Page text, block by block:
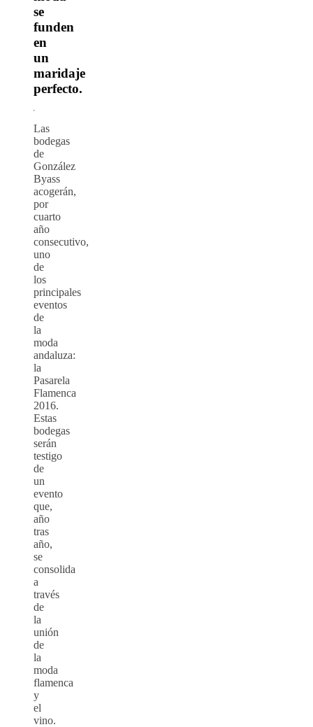
se
funden
en
un
maridaje
perfecto.
Las
bodegas
de
González
Byass
acogerán,
por
cuarto
año
consecutivo,
uno
de
los
principales
eventos
de
la
moda
andaluza:
la
Pasarela
Flamenca
2016.
Estas
bodegas
serán
testigo
de
un
evento
que,
año
tras
año,
se
consolida
a
través
de
la
unión
de
la
moda
flamenca
y
el
vino.